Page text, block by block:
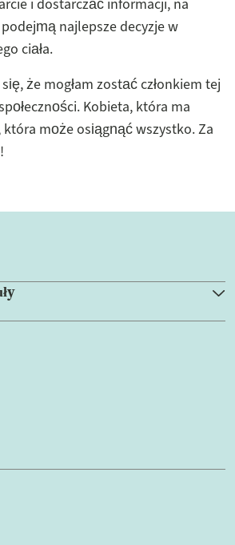
i dostarczać informacji, na
najlepsze decyzje w
ciała.
że mogłam zostać członkiem tej
Kobieta, która ma
może osiągnąć wszystko. Za